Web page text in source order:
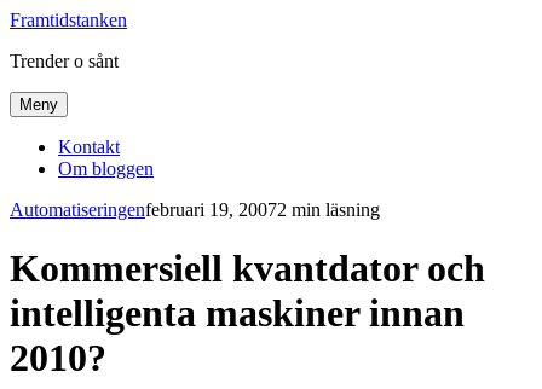
Framtidstanken
Trender o sånt
Meny
Kontakt
Om bloggen
Automatiseringenfebruari 19, 20072 min läsning
Kommersiell kvantdator och
intelligenta maskiner innan
2010?